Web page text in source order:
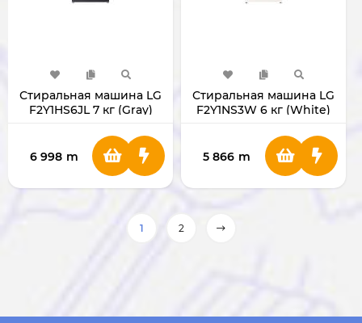
Стиральная машина LG
F2Y1HS6JL 7 кг (Gray)
6 998 m
Стиральная машина LG
F2Y1NS3W 6 кг (White)
5 866 m
1 2